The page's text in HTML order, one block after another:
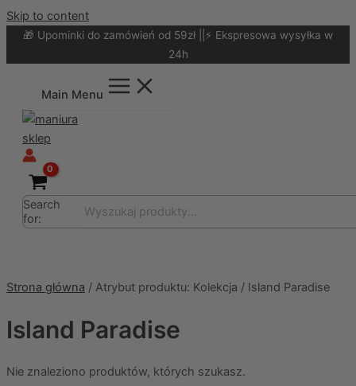
Skip to content
🎁 Upominki do zamówień od 59zł ||⚡ Ekspresowa wysyłka w
24h
Main Menu
Search
for:
Strona główna / Atrybut produktu: Kolekcja / Island Paradise
Island Paradise
Nie znaleziono produktów, których szukasz.